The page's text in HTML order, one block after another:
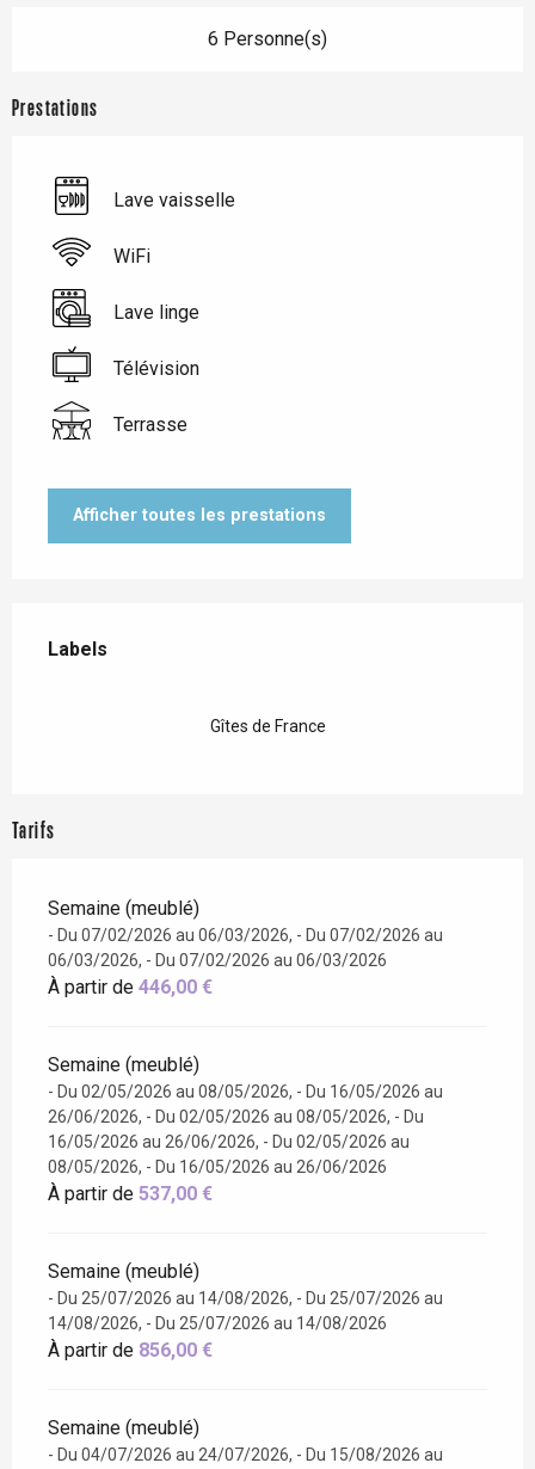
6 Personne(s)
Prestations
Lave vaisselle
WiFi
Lave linge
Télévision
Terrasse
Afficher toutes les prestations
Labels
Labels
Gîtes de France
Tarifs
Semaine (meublé)
- Du 07/02/2026 au 06/03/2026, - Du 07/02/2026 au
06/03/2026, - Du 07/02/2026 au 06/03/2026
À partir de 446,00 €
Semaine (meublé)
- Du 02/05/2026 au 08/05/2026, - Du 16/05/2026 au
26/06/2026, - Du 02/05/2026 au 08/05/2026, - Du
16/05/2026 au 26/06/2026, - Du 02/05/2026 au
08/05/2026, - Du 16/05/2026 au 26/06/2026
À partir de 537,00 €
Semaine (meublé)
- Du 25/07/2026 au 14/08/2026, - Du 25/07/2026 au
14/08/2026, - Du 25/07/2026 au 14/08/2026
À partir de 856,00 €
Semaine (meublé)
- Du 04/07/2026 au 24/07/2026, - Du 15/08/2026 au